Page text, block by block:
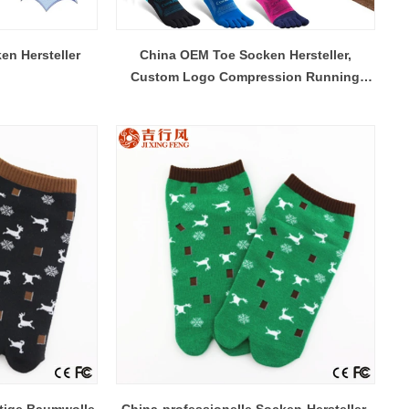
Hersteller
China OEM Toe Socken Hersteller,
Custom Logo Compression Running